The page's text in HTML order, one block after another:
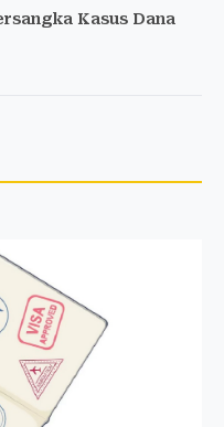
Kasus Dana